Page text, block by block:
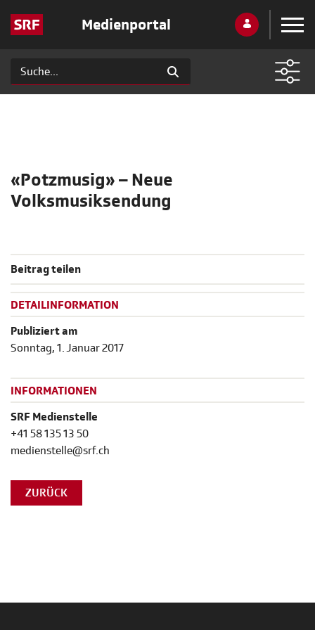
Medienportal
«Potzmusig» – Neue
Volksmusiksendung
Beitrag teilen
DETAILINFORMATION
Publiziert am
Sonntag, 1. Januar 2017
INFORMATIONEN
SRF Medienstelle
+41 58 135 13 50
medienstelle@srf.ch
ZURÜCK